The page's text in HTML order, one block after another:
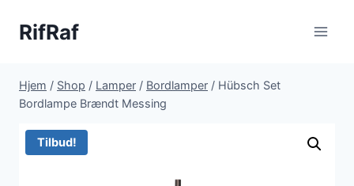
RifRaf
Hjem / Shop / Lamper / Bordlamper / Hübsch Set
Bordlampe Brændt Messing
Tilbud!